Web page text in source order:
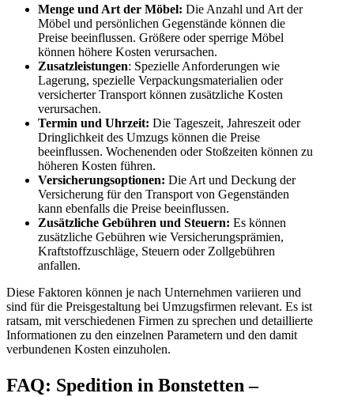
Menge und Art der Möbel: Die Anzahl und Art der
Möbel und persönlichen Gegenstände können die
Preise beeinflussen. Größere oder sperrige Möbel
können höhere Kosten verursachen.
Zusatzleistungen: Spezielle Anforderungen wie
Lagerung, spezielle Verpackungsmaterialien oder
versicherter Transport können zusätzliche Kosten
verursachen.
Termin und Uhrzeit: Die Tageszeit, Jahreszeit oder
Dringlichkeit des Umzugs können die Preise
beeinflussen. Wochenenden oder Stoßzeiten können zu
höheren Kosten führen.
Versicherungsoptionen: Die Art und Deckung der
Versicherung für den Transport von Gegenständen
kann ebenfalls die Preise beeinflussen.
Zusätzliche Gebühren und Steuern: Es können
zusätzliche Gebühren wie Versicherungsprämien,
Kraftstoffzuschläge, Steuern oder Zollgebühren
anfallen.
Diese Faktoren können je nach Unternehmen variieren und
sind für die Preisgestaltung bei Umzugsfirmen relevant. Es ist
ratsam, mit verschiedenen Firmen zu sprechen und detaillierte
Informationen zu den einzelnen Parametern und den damit
verbundenen Kosten einzuholen.
FAQ: Spedition in Bonstetten –